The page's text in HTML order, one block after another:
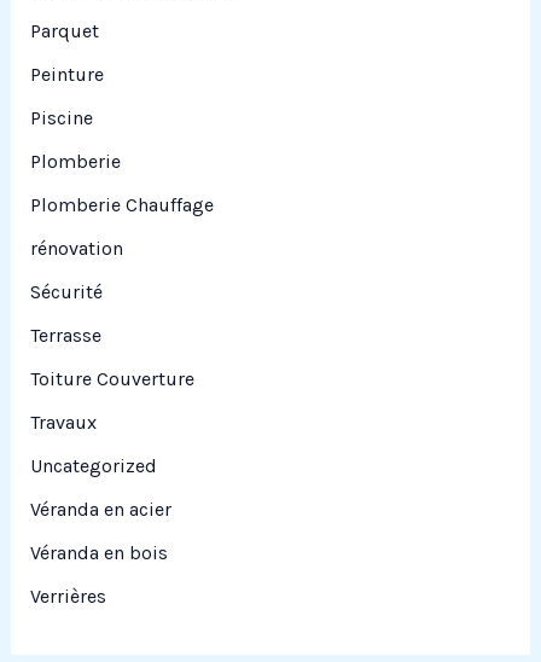
Parquet
Peinture
Piscine
Plomberie
Plomberie Chauffage
rénovation
Sécurité
Terrasse
Toiture Couverture
Travaux
Uncategorized
Véranda en acier
Véranda en bois
Verrières